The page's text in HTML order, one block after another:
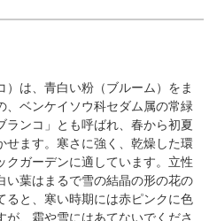
は、青白い粉（ブルーム）をま
、ベンケイソウ科セダム属の常緑
ランコ」とも呼ばれ、春から初夏
せます。寒さに強く、乾燥した環
クガーデンに適しています。立性
い葉はまるで雪の結晶の形の花の
ると、寒い時期には赤ピンクに色
、霜や雪にはあてないでくださ